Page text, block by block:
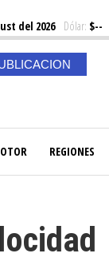
del 2026Dólar: $--
REGIONES